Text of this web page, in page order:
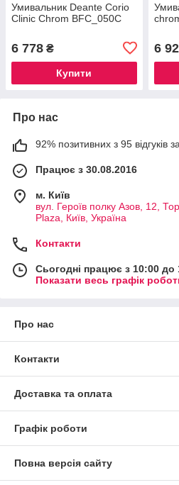
Умивальник Deante Corio
Clinic Chrom BFC_050C
6 778 ₴
Купити
6
Про нас
92% позитивних з 95 відгуків
Працює з 30.08.2016
м. Київ
вул. Героїв полку Азов, 12,
Plaza, Київ, Україна
Контакти
Сьогодні працює з 10:00 до
Показати весь графік
Про нас
Контакти
Доставка та оплата
Графік роботи
Повна версія сайту